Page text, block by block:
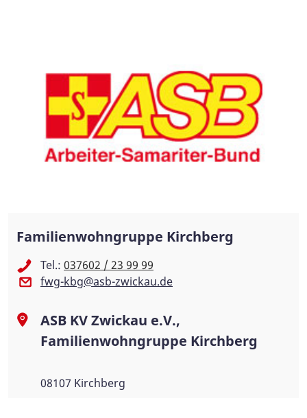
Familienwohngruppe Kirchberg
Tel.: 037602 / 23 99 99
fwg-kbg@asb-zwickau.de
ASB KV Zwickau e.V.,
Familienwohngruppe Kirchberg
08107 Kirchberg